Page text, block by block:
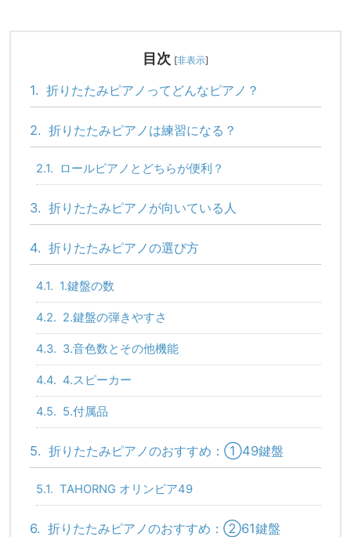
目次 [非表示]
1. 折りたたみピアノってどんなピアノ？
2. 折りたたみピアノは練習になる？
2.1. ロールピアノとどちらが便利？
3. 折りたたみピアノが向いている人
4. 折りたたみピアノの選び方
4.1. 1.鍵盤の数
4.2. 2.鍵盤の弾きやすさ
4.3. 3.音色数とその他機能
4.4. 4.スピーカー
4.5. 5.付属品
5. 折りたたみピアノのおすすめ：①49鍵盤
5.1. TAHORNG オリンピア49
6. 折りたたみピアノのおすすめ：②61鍵盤